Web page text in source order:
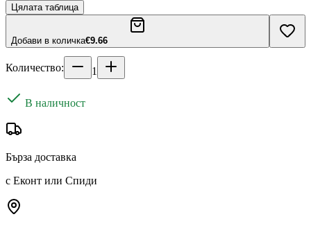
Цялата таблица
Добави в количка€9.66
Количество: 1
В наличност
Бърза доставка
с Еконт или Спиди